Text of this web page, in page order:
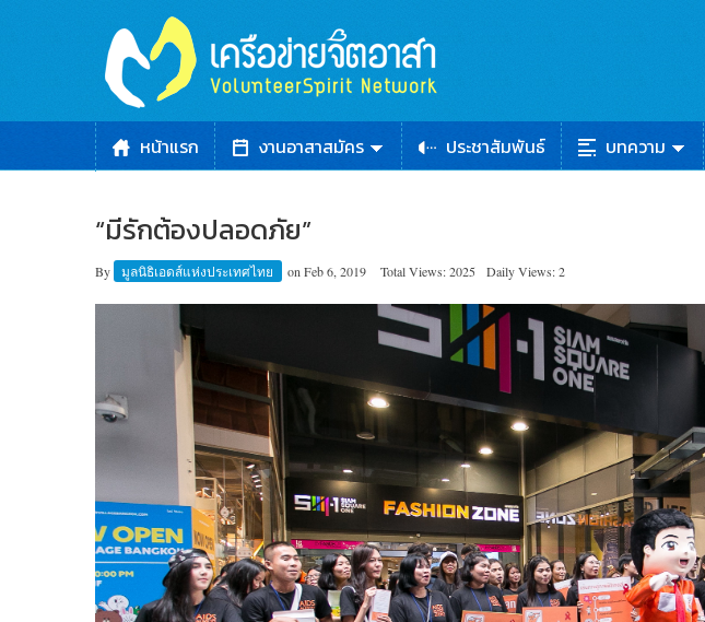
หน้าแรก งานอาสาสมัคร ประชาสัมพันธ์ บทความ
“มีรักต้องปลอดภัย”
By มูลนิธิเอดส์แห่งประเทศไทย on Feb 6, 2019 Total Views: 2025 Daily Views: 2